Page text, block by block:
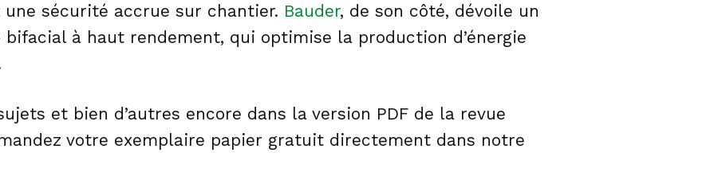
sécurité accrue sur chantier. Bauder, de son côté, dévoile un
à haut rendement, qui optimise la production d’énergie
et bien d’autres encore dans la version PDF de la revue
votre exemplaire papier gratuit directement dans notre